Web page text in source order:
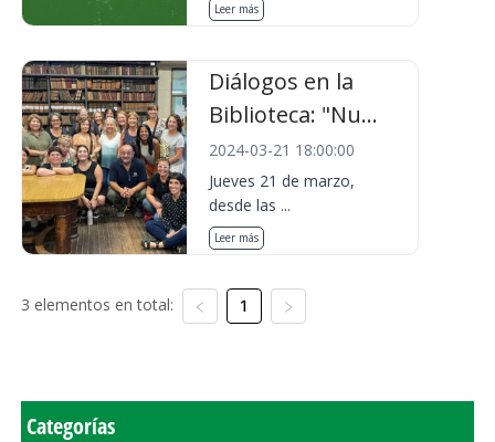
Leer más
Diálogos en la
Biblioteca: "Nu...
2024-03-21 18:00:00
Jueves 21 de marzo,
desde las ...
Leer más
3 elementos en total: 1
Categorías